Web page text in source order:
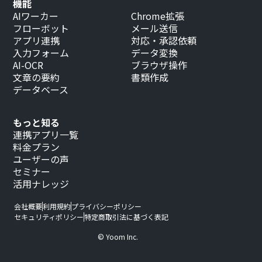
もっと知る
連携アプリ一覧
料金プラン
ユーザーの声
セミナー
活用ナレッジ
機能
AIワーカー
フローボット
アプリ連携
入力フォーム
AI-OCR
文章の要約
データベース
Chrome拡張
メール送信
対応・承認依頼
データ変換
ブラウザ操作
書類作成
会社概要利用規約プライバシーポリシー
セキュリティポリシー特定商取引法に基づく表記
© Yoom Inc.